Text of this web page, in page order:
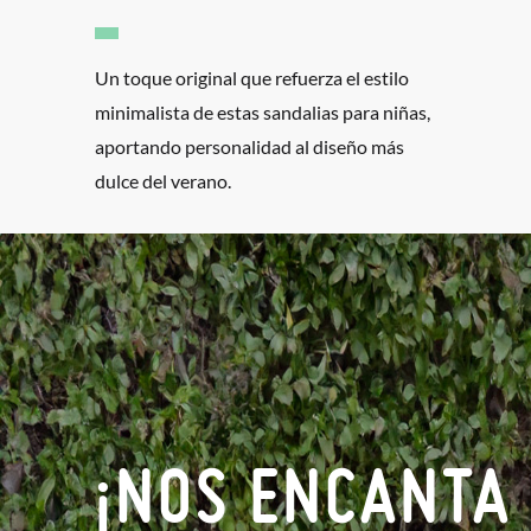
Un toque original que refuerza el estilo
minimalista de estas sandalias para niñas,
aportando personalidad al diseño más
dulce del verano.
¡NOS